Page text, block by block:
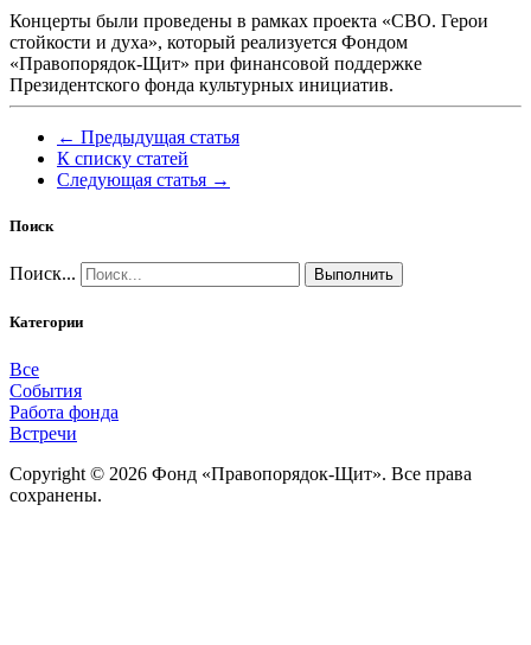
Концерты были проведены в рамках проекта «СВО. Герои
стойкости и духа», который реализуется Фондом
«Правопорядок-Щит» при финансовой поддержке
Президентского фонда культурных инициатив.
← Предыдущая статья
К списку статей
Следующая статья →
Поиск
Поиск... Выполнить
Категории
Все
События
Работа фонда
Встречи
Copyright © 2026 Фонд «Правопорядок-Щит». Все права
сохранены.